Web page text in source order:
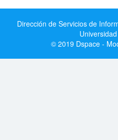
Dirección de Servicios de
© 2019 Dspace -